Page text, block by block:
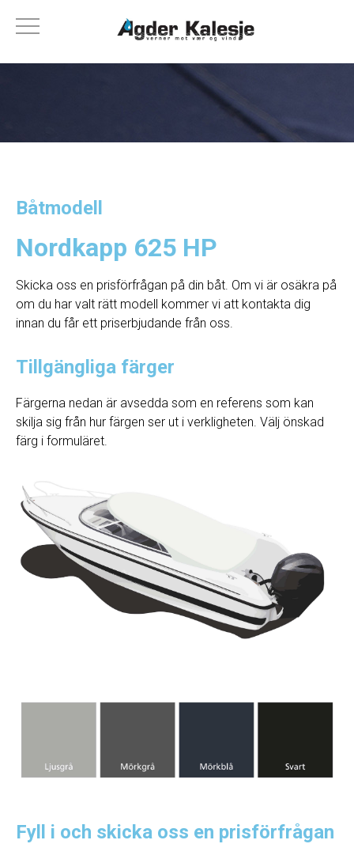
Båtmodell
Nordkapp 625 HP
Skicka oss en prisförfrågan på din båt. Om vi ​​är osäkra på
om du har valt rätt modell kommer vi att kontakta dig
innan du får ett priserbjudande från oss.
Tillgängliga färger
Färgerna nedan är avsedda som en referens som kan
skilja sig från hur färgen ser ut i verkligheten. Välj önskad
färg i formuläret.
Fyll i och skicka oss en prisförfrågan